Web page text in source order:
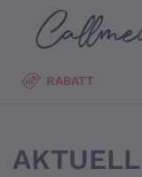
Zum Hauptinhalt
RABATT
Online